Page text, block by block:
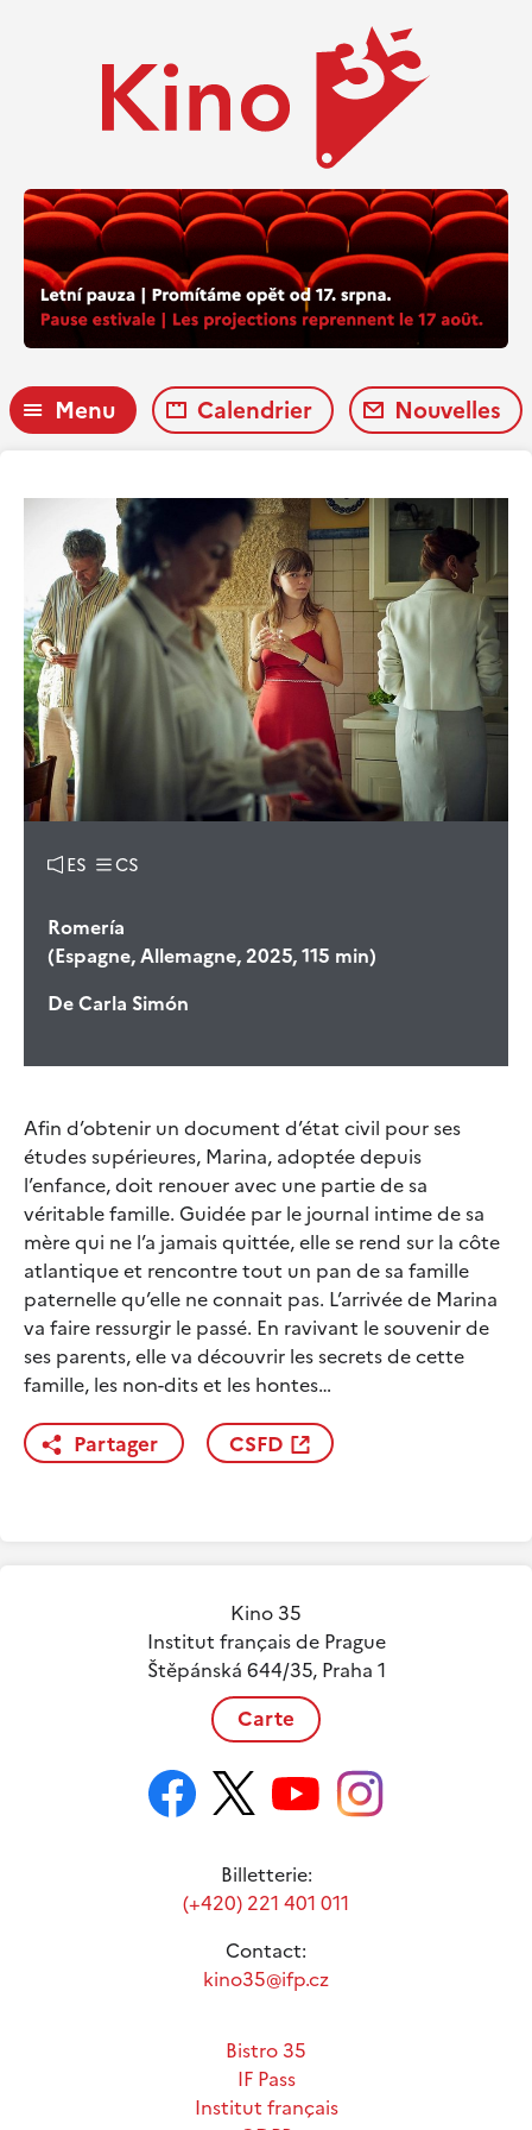
Menu Calendrier Nouvelles
ES CS
Romería
(Espagne, Allemagne, 2025, 115 min)
DeCarla Simón
Afin d’obtenir un document d’état civil pour ses
études supérieures, Marina, adoptée depuis
l’enfance, doit renouer avec une partie de sa
véritable famille. Guidée par le journal intime de sa
mère qui ne l’a jamais quittée, elle se rend sur la côte
atlantique et rencontre tout un pan de sa famille
paternelle qu’elle ne connait pas. L’arrivée de Marina
va faire ressurgir le passé. En ravivant le souvenir de
ses parents, elle va découvrir les secrets de cette
famille, les non-dits et les hontes…
Partager CSFD
Kino 35
Institut français de Prague
Štěpánská 644/35, Praha 1
Carte
Billetterie:
(+420) 221 401 011
Contact:
kino35@ifp.cz
Bistro 35
IF Pass
Institut français